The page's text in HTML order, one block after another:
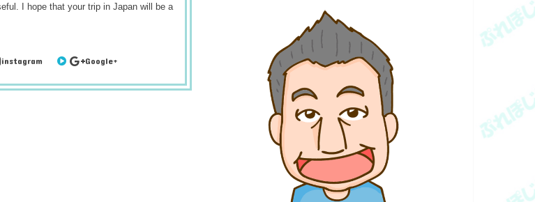
I hope that your trip in Japan will be a
instagram Google+